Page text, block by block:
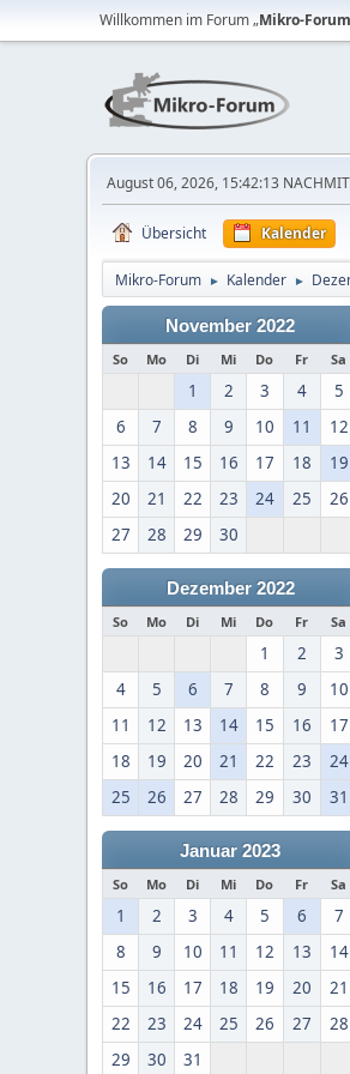
Willkommen im Forum „Mikro-Forum
August 06, 2026, 15:42:13
Übersicht Kalender
Mikro-Forum ► Kalender ►
November 2022
So Mo Di Mi Do Fr Sa
1 2 3 4
5
6
7 8 9 10 11
12
13
14 15 16 17 18
19
20
21 22 23 24 25
26
27
28 29 30
Dezember 2022
So Mo Di Mi Do Fr Sa
1 2
3
4
5 6 7 8 9
10
11
12 13 14 15 16
17
18
19 20 21 22 23
24
25
26 27 28 29 30 31
Januar 2023
So Mo Di Mi Do Fr Sa
1 2 3 4 5 6
7
8
9 10 11 12 13
14
15
16 17 18 19 20
21
22
23 24 25 26 27
28
29
30 31